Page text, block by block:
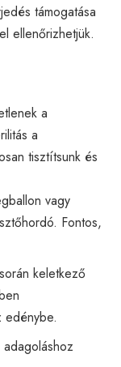
támogatása
ellenőrizhetjük.
a
a
tisztítsunk és
vagy
Fontos,
keletkező
edénybe.